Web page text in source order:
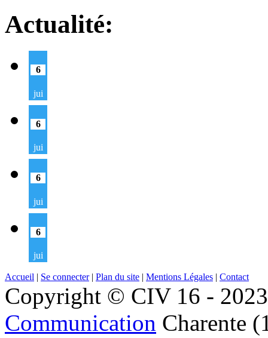
Actualité:
6
jui
6
jui
6
jui
6
jui
Accueil | Se connecter| Plan du site | Mentions Légales | Contact
Copyright © CIV 16 -
Communication Charente